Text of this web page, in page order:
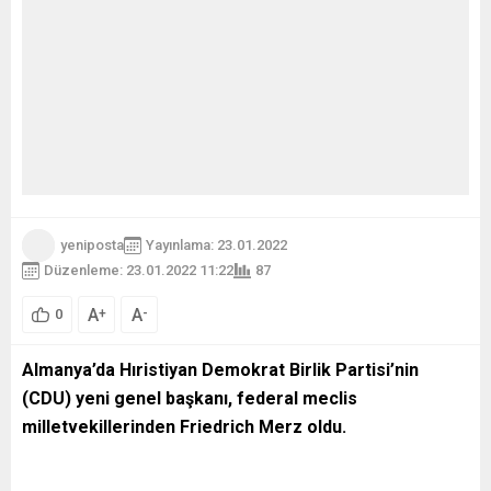
yeniposta
Yayınlama: 23.01.2022
Düzenleme: 23.01.2022 11:22
87
0 A+ A-
Almanya’da Hıristiyan Demokrat Birlik Partisi’nin
(CDU) yeni genel başkanı, federal meclis
milletvekillerinden Friedrich Merz oldu.